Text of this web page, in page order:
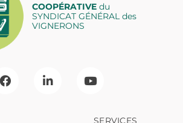
COOPÉRATIVEdu
SYNDICAT GÉNÉRAL des
VIGNERONS
SERVICES